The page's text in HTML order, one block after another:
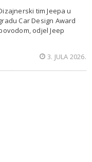
tim Jeepa u
Car Design Award
odjel Jeep
3. JULA 2026.